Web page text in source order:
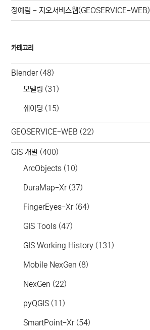
정예림 -지오서비스웹(GEOSERVICE-WEB)
카테고리
Blender(48)
모델링 (31)
쉐이딩 (15)
GEOSERVICE-WEB (22)
GIS 개발 (400)
ArcObjects (10)
DuraMap-Xr(37)
FingerEyes-Xr(64)
GIS Tools (47)
GIS Working History (131)
Mobile NexGen (8)
NexGen (22)
pyQGIS (11)
SmartPoint-Xr(54)